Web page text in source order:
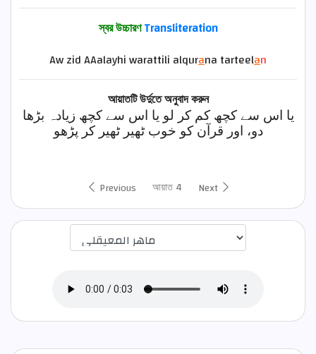
স্বর উচ্চারণTransliteration
Aw zid AAalayhi warattili alqurana tarteelan
আয়াতটি উর্দুতে অনুবাদ করুন
یا اس سے کچھ کم کر لو یا اس سے کچھ زیادہ بڑھا
دو، اور قرآن کو خوب ٹھیر ٹھیر کر پڑھو
Previous আয়াত 4 Next
اختيار قارئ الآية